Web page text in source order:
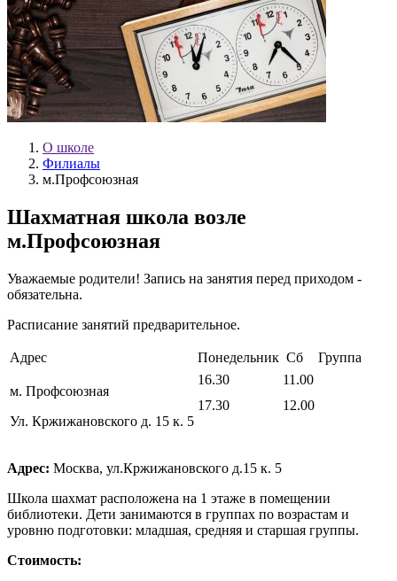
О школе
Филиалы
м.Профсоюзная
Шахматная школа возле
м.Профсоюзная
Уважаемые родители! Запись на занятия перед приходом -
обязательна.
Расписание занятий предварительное.
Адрес Понедельник Сб Группа
м. Профсоюзная
Ул. Кржижановского д. 15 к. 5
16.30
11.00
17.30
12.00
Адрес: Москва, ул.Кржижановского д.15 к. 5
Школа шахмат расположена на 1 этаже в помещении
библиотеки. Дети занимаются в группах по возрастам и
уровню подготовки: младшая, средняя и старшая группы.
Стоимость: